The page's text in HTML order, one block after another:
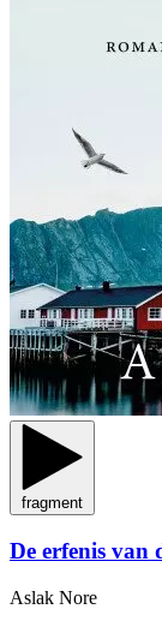
fragment
De erfenis van
Aslak Nore